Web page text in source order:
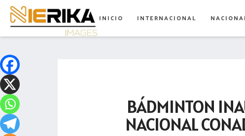
INICIO INTERNACIONAL
BÁDMINTON
NACIONAL
aamtlax
abanderamiento
abasto
abejas
abogadas
abuelos
acceso